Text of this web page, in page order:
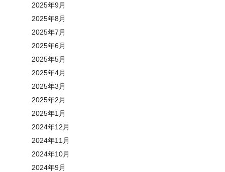
2025年9月
2025年8月
2025年7月
2025年6月
2025年5月
2025年4月
2025年3月
2025年2月
2025年1月
2024年12月
2024年11月
2024年10月
2024年9月